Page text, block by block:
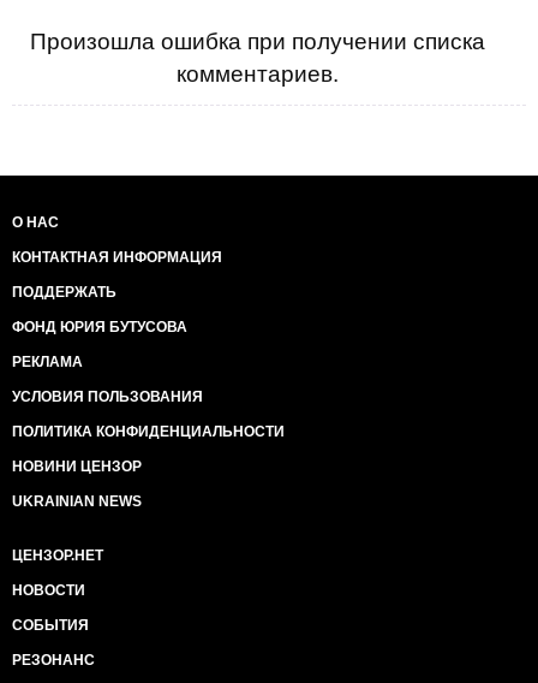
Произошла ошибка при получении списка
комментариев.
О НАС
КОНТАКТНАЯ ИНФОРМАЦИЯ
ПОДДЕРЖАТЬ
ФОНД ЮРИЯ БУТУСОВА
РЕКЛАМА
УСЛОВИЯ ПОЛЬЗОВАНИЯ
ПОЛИТИКА КОНФИДЕНЦИАЛЬНОСТИ
НОВИНИ ЦЕНЗОР
UKRAINIAN NEWS
ЦЕНЗОР.НЕТ
НОВОСТИ
СОБЫТИЯ
РЕЗОНАНС